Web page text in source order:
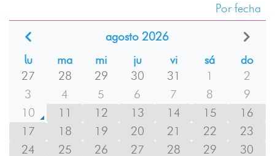
Por fecha
agosto 2026
lu
ma mi ju vi sá
do
27
28 29 30 31 1
2
3
4 5 6 7 8
9
10
11 12 13 14 15
16
17
18 19 20 21 22
23
24
25 26 27 28 29
30